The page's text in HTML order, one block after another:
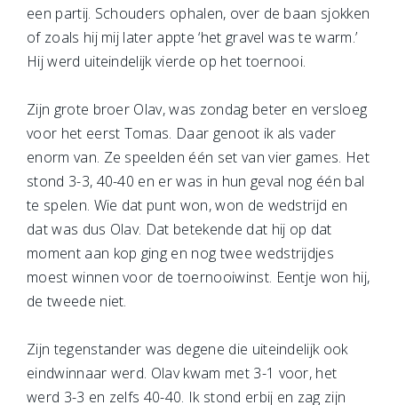
een partij. Schouders ophalen, over de baan sjokken
of zoals hij mij later appte ‘het gravel was te warm.’
Hij werd uiteindelijk vierde op het toernooi.
Zijn grote broer Olav, was zondag beter en versloeg
voor het eerst Tomas. Daar genoot ik als vader
enorm van. Ze speelden één set van vier games. Het
stond 3-3, 40-40 en er was in hun geval nog één bal
te spelen. Wie dat punt won, won de wedstrijd en
dat was dus Olav. Dat betekende dat hij op dat
moment aan kop ging en nog twee wedstrijdjes
moest winnen voor de toernooiwinst. Eentje won hij,
de tweede niet.
Zijn tegenstander was degene die uiteindelijk ook
eindwinnaar werd. Olav kwam met 3-1 voor, het
werd 3-3 en zelfs 40-40. Ik stond erbij en zag zijn